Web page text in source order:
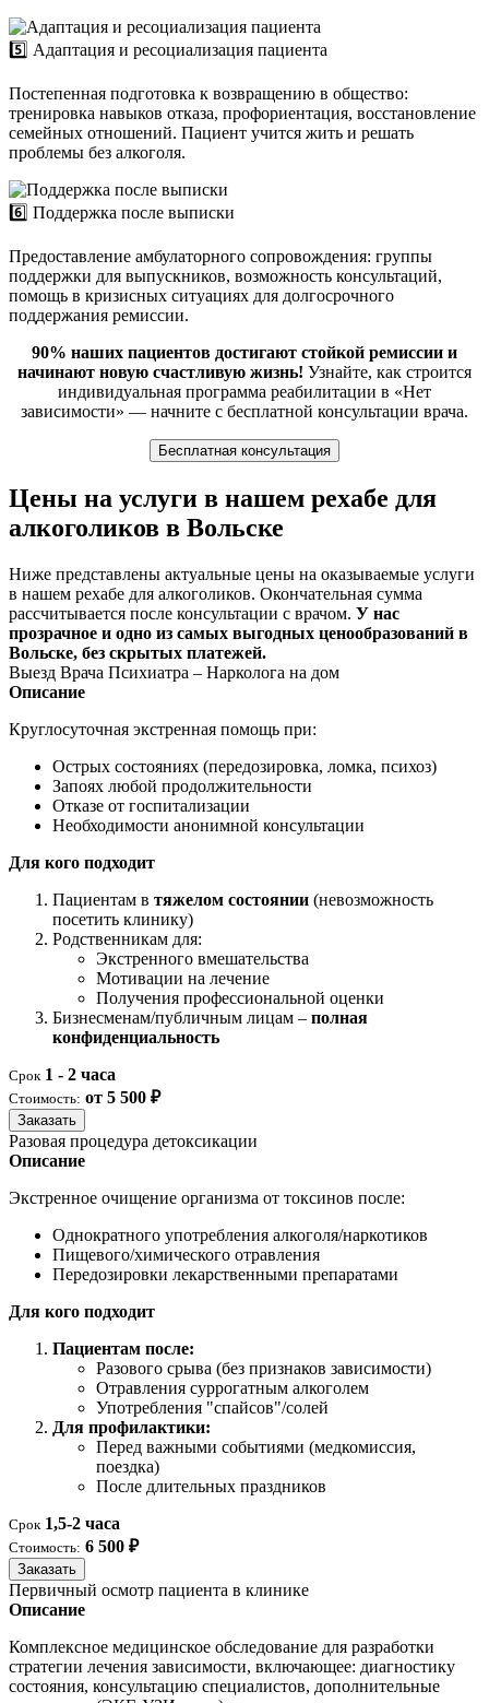
5️⃣ Адаптация и ресоциализация пациента
Постепенная подготовка к возвращению в общество:
тренировка навыков отказа, профориентация, восстановление
семейных отношений. Пациент учится жить и решать
проблемы без алкоголя.
6️⃣ Поддержка после выписки
Предоставление амбулаторного сопровождения: группы
поддержки для выпускников, возможность консультаций,
помощь в кризисных ситуациях для долгосрочного
поддержания ремиссии.
90% наших пациентов достигают стойкой ремиссии и
начинают новую счастливую жизнь! Узнайте, как строится
индивидуальная программа реабилитации в «Нет
зависимости» — начните с бесплатной консультации врача.
Бесплатная консультация
Цены на услуги в нашем рехабе для
алкоголиков в Вольске
Ниже представлены актуальные цены на оказываемые услуги
в нашем рехабе для алкоголиков. Окончательная сумма
рассчитывается после консультации с врачом. У нас
прозрачное и одно из самых выгодных ценообразований в
Вольске, без скрытых платежей.
Выезд Врача Психиатра – Нарколога на дом
Описание
Круглосуточная экстренная помощь при:
Острых состояниях (передозировка, ломка, психоз)
Запоях любой продолжительности
Отказе от госпитализации
Необходимости анонимной консультации
Для кого подходит
Пациентам в тяжелом состоянии (невозможность
посетить клинику)
Родственникам для:
Экстренного вмешательства
Мотивации на лечение
Получения профессиональной оценки
Бизнесменам/публичным лицам – полная
конфиденциальность
Срок 1 - 2 часа
Стоимость: от 5 500 ₽
Заказать
Разовая процедура детоксикации
Описание
Экстренное очищение организма от токсинов после:
Однократного употребления алкоголя/наркотиков
Пищевого/химического отравления
Передозировки лекарственными препаратами
Для кого подходит
Пациентам после:
Разового срыва (без признаков зависимости)
Отравления суррогатным алкоголем
Употребления "спайсов"/солей
Для профилактики:
Перед важными событиями (медкомиссия,
поездка)
После длительных праздников
Срок 1,5-2 часа
Стоимость: 6 500 ₽
Заказать
Первичный осмотр пациента в клинике
Описание
Комплексное медицинское обследование для разработки
стратегии лечения зависимости, включающее: диагностику
состояния, консультацию специалистов, дополнительные